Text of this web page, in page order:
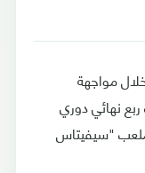
مدريد الانتصار بنتيجة (2-1) خلال مواجهة
نهائي دوري
ملعب "سيفيتاس